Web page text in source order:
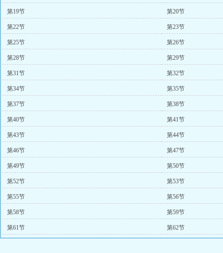
第19节 第20节
第22节 第23节
第25节 第26节
第28节 第29节
第31节 第32节
第34节 第35节
第37节 第38节
第40节 第41节
第43节 第44节
第46节 第47节
第49节 第50节
第52节 第53节
第55节 第56节
第58节 第59节
第61节 第62节